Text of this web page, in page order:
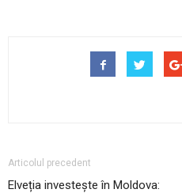
Articolul precedent
Elveția investește în Moldova: